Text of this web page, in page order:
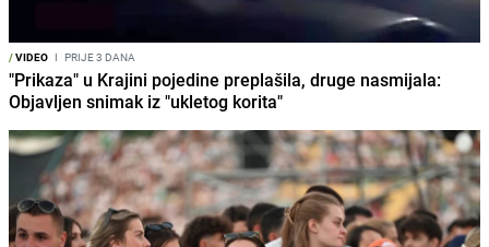
/VIDEO I PRIJE 3 DANA
"Prikaza" u Krajini pojedine preplašila, druge nasmijala:
Objavljen snimak iz "ukletog korita"